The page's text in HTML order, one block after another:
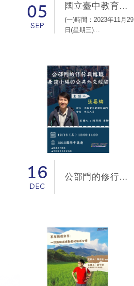
05
SEP
國立臺中教育大學 2023區域與社會發展學術研討會「人工智慧時代環境永續之區域發展與社會實踐」
(一)時間：2023年11月29
日(星期三)
16
DEC
公部門的修行與轉職兼談小編的公共外交經驗